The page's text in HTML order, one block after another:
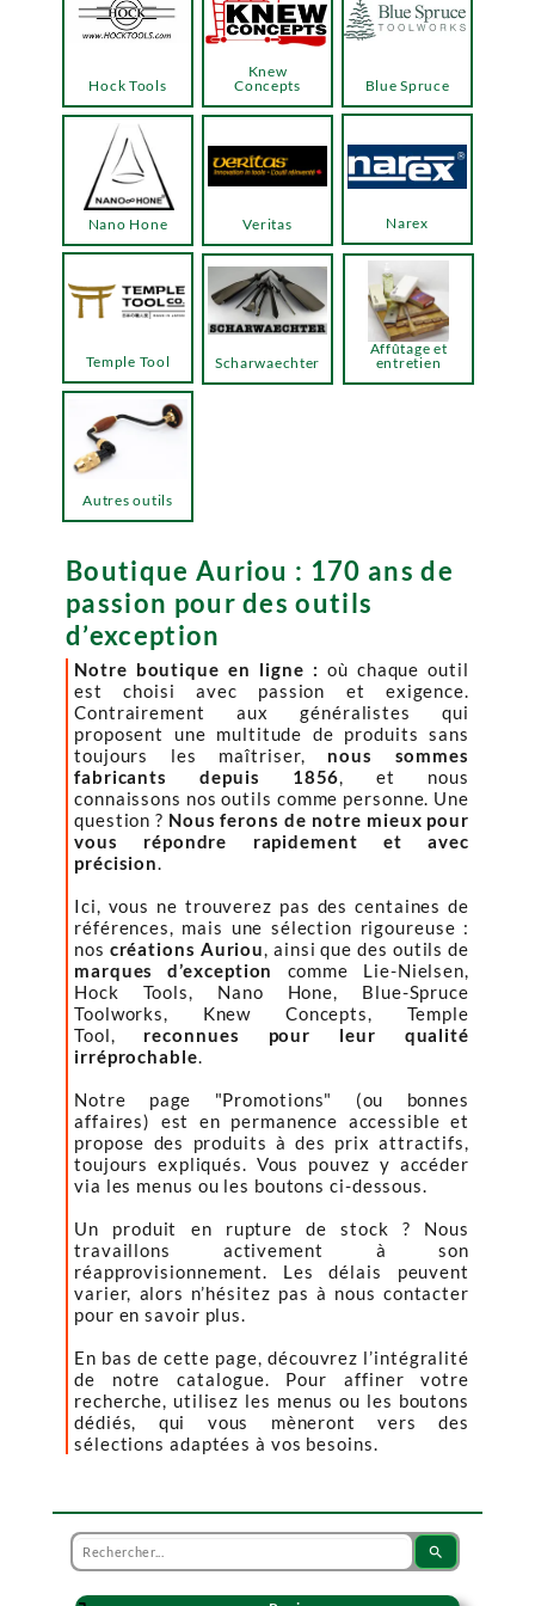
Boutique Auriou : 170 ans de
passion pour des outils
d’exception
Notre boutique en ligne : où chaque outil
est choisi avec passion et exigence.
Contrairement aux généralistes qui
proposent une multitude de produits sans
toujours les maîtriser, nous sommes
fabricants depuis 1856, et nous
connaissons nos outils comme personne. Une
question ? Nous ferons de notre mieux pour
vous répondre rapidement et avec
précision.
Ici, vous ne trouverez pas des centaines de
références, mais une sélection rigoureuse :
nos créations Auriou, ainsi que des outils de
marques d’exception
comme Lie-Nielsen,
Hock Tools, Nano Hone, Blue-Spruce
Toolworks, Knew Concepts, Temple
Tool, reconnues pour leur qualité
irréprochable.
Notre page "Promotions" (ou bonnes
affaires) est en permanence accessible et
propose des produits à des prix attractifs,
toujours expliqués. Vous pouvez y accéder
via les menus ou les boutons ci-dessous.
Un produit en rupture de stock ? Nous
travaillons activement à son
réapprovisionnement. Les délais peuvent
varier, alors n’hésitez pas à nous contacter
pour en savoir plus.
En bas de cette page, découvrez l’intégralité
de notre catalogue. Pour affiner votre
recherche, utilisez les menus ou les boutons
dédiés, qui vous mèneront vers des
sélections adaptées à vos besoins.
Hock Tools
Knew
Concepts
Temple Tool
Blue Spruce
Narex
Veritas
Nano Hone
Autres outils
Scharwaechter
Affûtage et
entretien
search